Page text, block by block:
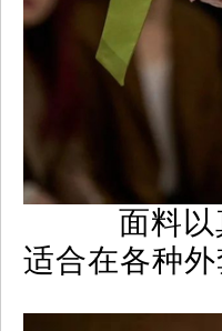
面料以真
适合在各种外